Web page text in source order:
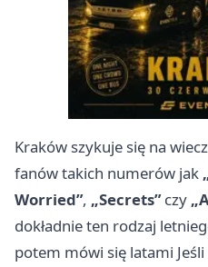
Kraków szykuje się na
fanów takich numerów jak
Worried”, „Secrets”czy
dokładnie ten rodzaj
potem mówi się latami